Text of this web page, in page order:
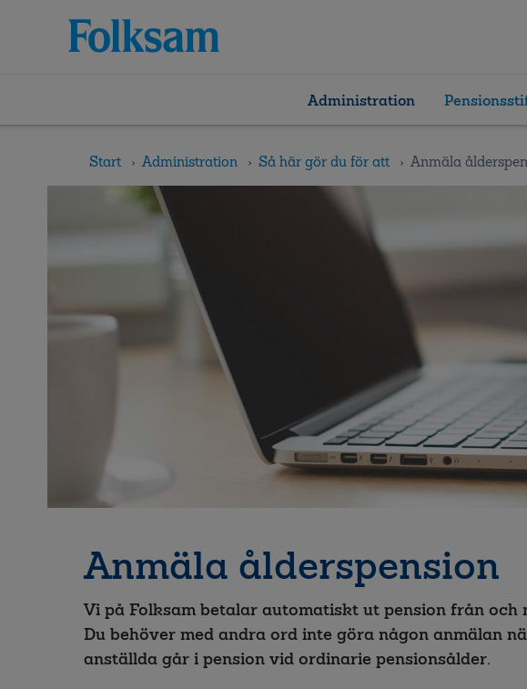
navigation
Administration
Start Administration Så här gör du för att Anmäla
Anmäla ålderspension
Vi på Folksam betalar automatiskt ut pension från och
Du behöver med andra ord inte göra någon anmälan
anställda går i pension vid ordinarie pensionsålder.